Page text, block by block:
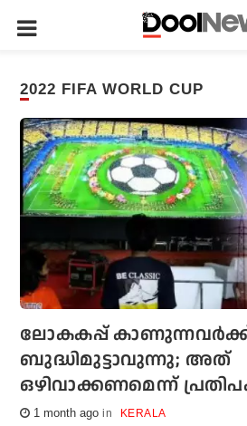
2022 FIFA WORLD CUP
ലോകകപ്പ് കാണുന്നവര്‍ക്ക്
ബുദ്ധിമുട്ടാവുന്നു; അത്
ഒഴിവാക്കണമെന്ന്
1 month ago KERALA